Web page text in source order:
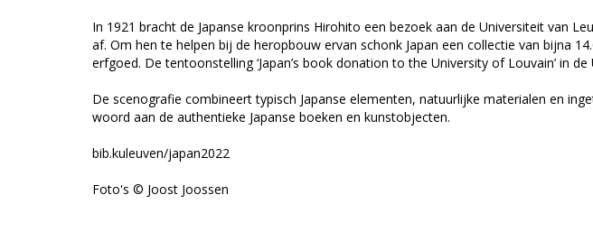
In 1921 bracht de Japanse kroonprins Hirohito een bezoek aan de Universiteit van
af. Om hen te helpen bij de heropbouw ervan schonk Japan een collectie van bijna
erfgoed. De tentoonstelling ‘Japan’s book donation to the University of Louvain’ in
De scenografie combineert typisch Japanse elementen, natuurlijke materialen en
woord aan de authentieke Japanse boeken en kunstobjecten.
bib.kuleuven/japan2022
Foto's © Joost Joossen